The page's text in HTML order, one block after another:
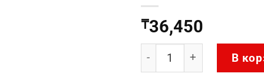
₸36,450
Количество товара DS-
В